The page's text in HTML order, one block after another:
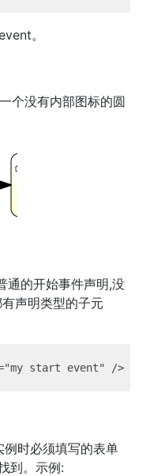
。
个没有内部图标的圆
的开始事件声明,没
声明类型的子元
时必须填写的表单
到。示例: